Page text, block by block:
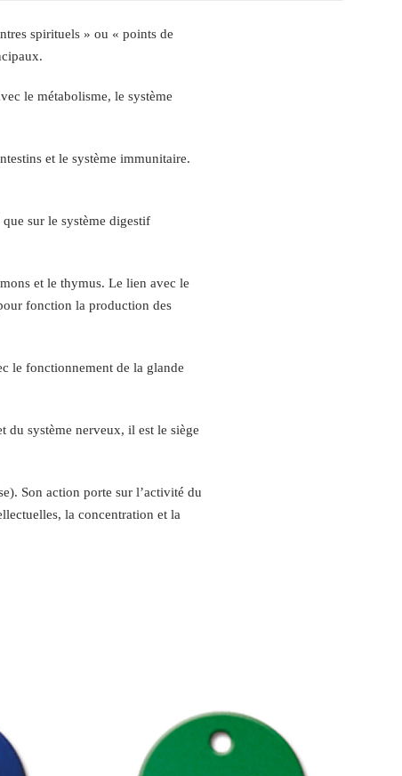
spirituels » ou « points de
le métabolisme, le système
et le système immunitaire.
sur le système digestif
et le thymus. Le lien avec le
fonction la production des
le fonctionnement de la glande
du système nerveux, il est le siège
Son action porte sur l’activité du
la concentration et la